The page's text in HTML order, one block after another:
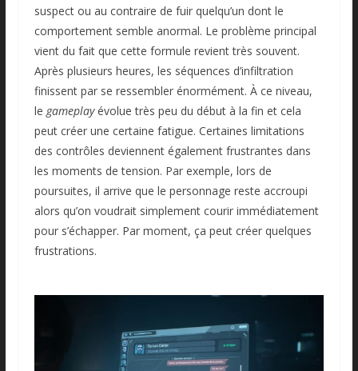
suspect ou au contraire de fuir quelqu’un dont le
comportement semble anormal. Le problème principal
vient du fait que cette formule revient très souvent.
Après plusieurs heures, les séquences d’infiltration
finissent par se ressembler énormément. À ce niveau,
le gameplayévolue très peu du début à la fin et cela
peut créer une certaine fatigue. Certaines limitations
des contrôles deviennent également frustrantes dans
les moments de tension. Par exemple, lors de
poursuites, il arrive que le personnage reste accroupi
alors qu’on voudrait simplement courir immédiatement
pour s’échapper. Par moment, ça peut créer quelques
frustrations.